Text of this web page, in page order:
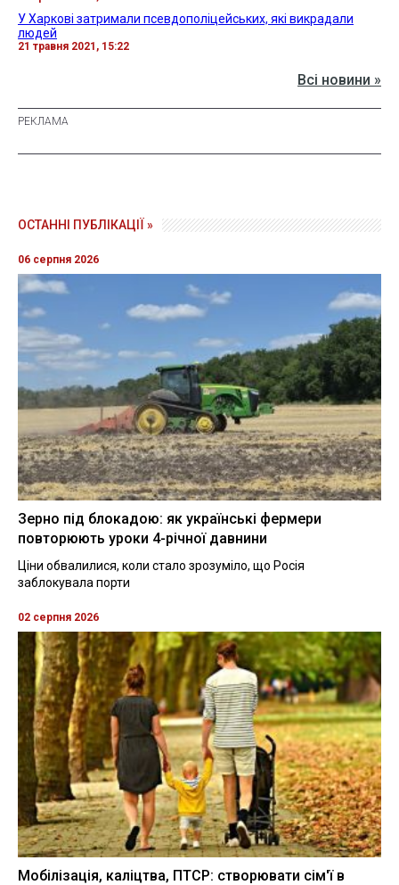
У Харкові затримали псевдополіцейських, які викрадали
людей
21 травня 2021, 15:22
Всі новини »
ОСТАННІ ПУБЛІКАЦІЇ »
06 серпня 2026
Зерно під блокадою: як українські фермери
повторюють уроки 4-річної давнини
Ціни обвалилися, коли стало зрозуміло, що Росія
заблокувала порти
02 серпня 2026
Мобілізація, каліцтва, ПТСР: створювати сім'ї в